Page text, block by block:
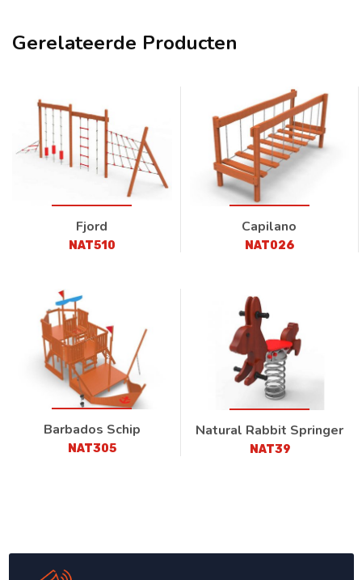
Gerelateerde Producten
Fjord
NAT510
Capilano
NAT026
Barbados Schip
NAT305
Natural Rabbit Springer
NAT39